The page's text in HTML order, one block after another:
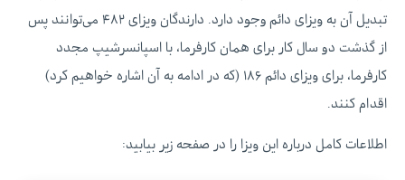
تبدیل آن به ویزای دائم وجود دارد. دارندگان ویزای ۴۸۲ می‌توانند پس
از گذشت دو سال کار برای همان کارفرما، با اسپانسرشیپ مجدد
کارفرما، برای ویزای دائم ۱۸۶ (که در ادامه به آن اشاره خواهیم کرد)
اقدام کنند.
اطلاعات کامل درباره این ویزا را در صفحه زیر بیابید: